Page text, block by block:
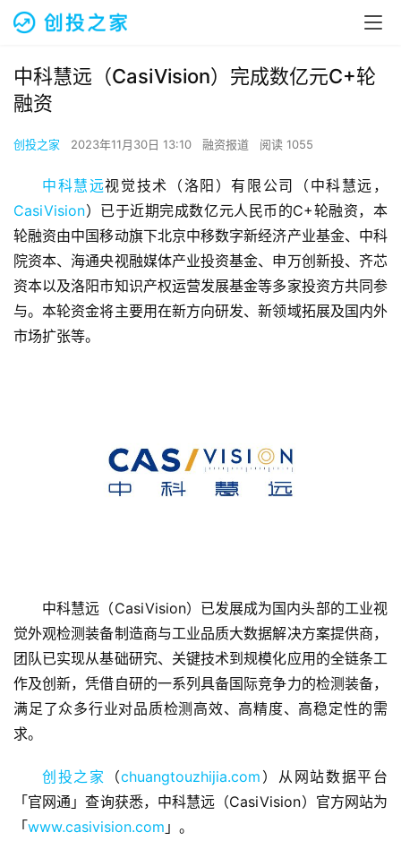
融
资
报
道
观
察
中科慧远（CasiVision）完成数亿元C+轮
融资
创投之家 2023年11月30日 13:10 融资报道 阅读 1055
中科慧远视觉技术（洛阳）有限公司（中科慧远，
CasiVision）已于近期完成数亿元人民币的C+轮融资，本
轮融资由中国移动旗下北京中移数字新经济产业基金、中科
院资本、海通央视融媒体产业投资基金、申万创新投、齐芯
资本以及洛阳市知识产权运营发展基金等多家投资方共同参
与。本轮资金将主要用在新方向研发、新领域拓展及国内外
市场扩张等。
中科慧远（CasiVision）已发展成为国内头部的工业视
觉外观检测装备制造商与工业品质大数据解决方案提供商，
团队已实现从基础研究、关键技术到规模化应用的全链条工
作及创新，凭借自研的一系列具备国际竞争力的检测装备，
满足了众多行业对品质检测高效、高精度、高稳定性的需
求。
创投之家 （chuangtouzhijia.com ）从网站数据平台
「官网通」查询获悉，中科慧远（CasiVision）官方网站为
「www.casivision.com 」。